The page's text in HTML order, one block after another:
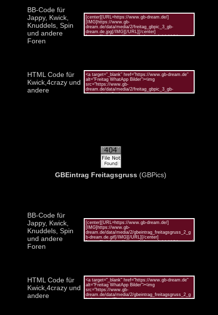
BB-Code für
Jappy, Kwick,
Knuddels, Spin
und andere
Foren
HTML Code für
Kwick,4crazy und
andere
GBEintrag Freitagsgruss (GBPics)
BB-Code für
Jappy, Kwick,
Knuddels, Spin
und andere
Foren
HTML Code für
Kwick,4crazy und
andere